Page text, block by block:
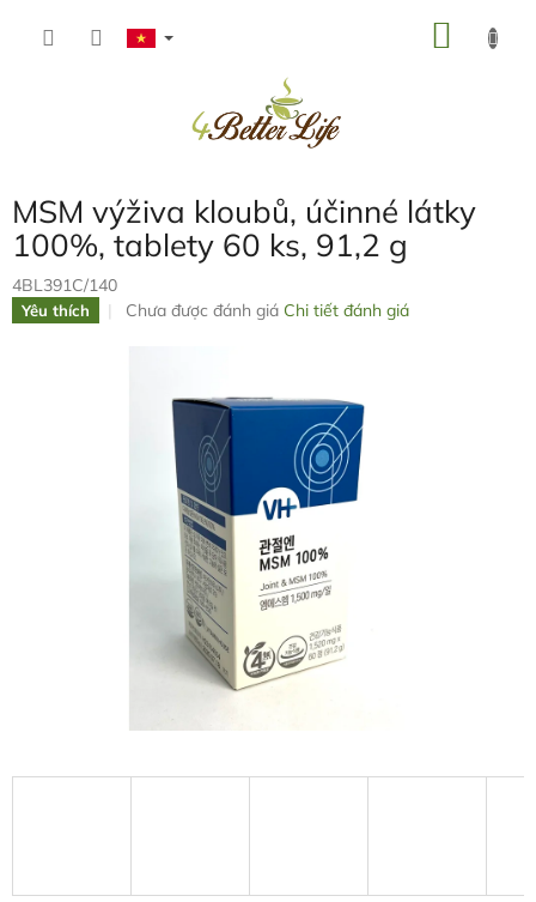
GIỎ
MSM výživa kloubů, účinné látky
100%, tablety 60 ks, 91,2 g
4BL391C/140
Yêu thích
Đánh
Chưa được đánh giá Chi tiết đánh giá